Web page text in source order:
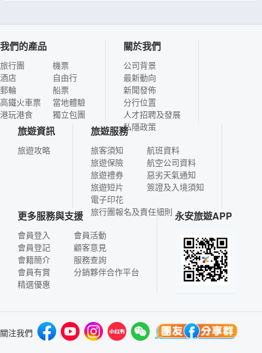
我們的產品
旅行團
酒店
郵輪
高鐵火車票
港玩港食
機票
自由行
船票
當地體驗
獨立包團
關於我們
公司背景
最新動向
新聞發佈
分行位置
人才招聘及發展
私隱政策
旅遊資訊
旅遊攻略
旅遊服務
旅客須知
旅遊保險
旅遊禮券
旅遊短片
電子印花
航班資料
航空公司資料
惡劣天氣通知
簽證及入境須知
旅行團報名及責任細則
更多服務與支援
會員登入
會員登記
會籍簡介
會員有賞
精選優惠
會員活動
顧客意見
服務查詢
分銷夥伴合作平台
永安旅遊APP
關注我們